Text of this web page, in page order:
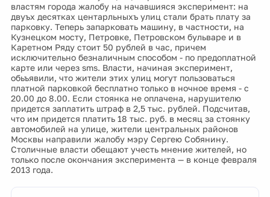
властям города жалобу на начавшияся эксперимент: на
двуъх десятках центарльныхъ улиц стали брать плату за
парковку. Теперь запарковать машину, в частности, на
Кузнецком мосту, Петровке, Петровском бульваре и в
Каретном Ряду стоит 50 рублей в час, причем
исключительно безналичным способом - по предоплатной
карте или через sms. Власти, начиная эксперимент,
обьъявили, что жители этих улиц могут пользоваться
платной парковкой бесплатно только в ночное время - с
20.00 до 8.00. Если стоянка не оплачена, нарушителю
придется заплатить штраф в 2,5 тыс. рублей. Подсчитав,
что им придется платить 18 тыс. руб. в месяц за стоянку
автомобилей на улице, жители центральных районов
Москвы направили жалобу мэру Сергею Собянину.
Столичные власти обещают учесть мнение жителей, но
только после окончания эксперимента — в конце февраля
2013 года.